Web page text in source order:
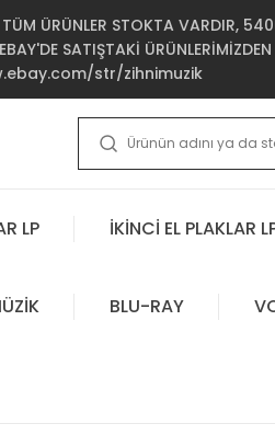
ÜRÜNLER STOKTA VARDIR,
SATIŞTAKİ
str/zihnimuzik
LP İKİNCİ EL PLAKLAR
BLU-RAY